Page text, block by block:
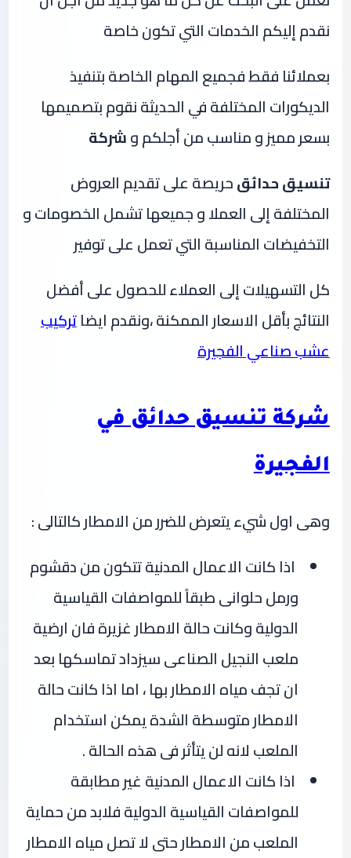
نقدم إليكم الخدمات التي تكون خاصة
بعملائنا فقط فجميع المهام الخاصة بتنفيذ
الديكورات المختلفة في الحديثة نقوم بتصميمها
بسعر مميز و مناسب من أجلكم وشركة
تنسيق حدائقحريصة على تقديم العروض
المختلفة إلى العملا و جميعها تشمل الخصومات و
التخفيضات المناسبة التي تعمل على توفير
كل التسهيلات إلى العملاء للحصول على أفضل
النتائج بأقل الاسعار الممكنة ،ونقدم ايضاتركيب
عشب صناعي الفجيرة
شركة تنسيق حدائق في
الفجيرة
وهى اول شيء يتعرض للضرر من الامطار كالتالى :
اذا كانت الاعمال المدنية تتكون من دقشوم
ورمل حلوانى طبقاً للمواصفات القياسية
الدولية وكانت حالة الامطار غزيرة فان ارضية
ملعب النجيل الصناعى سيزداد تماسكها بعد
ان تجف مياه الامطار بها ، اما اذا كانت حالة
الامطار متوسطة الشدة يمكن استخدام
الملعب لانه لن يتأثر فى هذه الحالة .
اذا كانت الاعمال المدنية غير مطابقة
للمواصفات القياسية الدولية فلابد من حماية
الملعب من الامطار حتى لا تصل مياه الامطار